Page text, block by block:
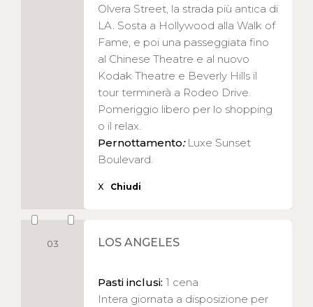
Olvera Street, la strada più antica di
LA. Sosta a Hollywood alla Walk of
Fame, e poi una passeggiata fino
al Chinese Theatre e al nuovo
Kodak Theatre e Beverly Hills il
tour terminerà a Rodeo Drive.
Pomeriggio libero per lo shopping
o il relax.
Pernottamento: Luxe Sunset
Boulevard.
X Chiudi
03 LOS ANGELES
Pasti inclusi: 1 cena
Intera giornata a disposizione per